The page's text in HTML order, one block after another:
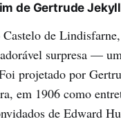
de Gertrude Jekyll
Castelo de
surpresa —
projetado por
em 1906 como
de Edward